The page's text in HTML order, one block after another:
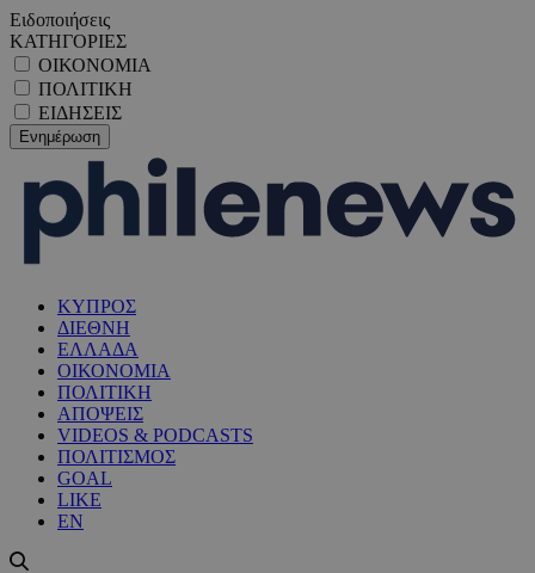
Ειδοποιήσεις
ΚΑΤΗΓΟΡΙΕΣ
ΟΙΚΟΝΟΜΙΑ
ΠΟΛΙΤΙΚΗ
ΕΙΔΗΣΕΙΣ
ΚΥΠΡΟΣ
ΔΙΕΘΝΗ
ΕΛΛΑΔΑ
ΟΙΚΟΝΟΜΙΑ
ΠΟΛΙΤΙΚΗ
ΑΠΟΨΕΙΣ
VIDEOS & PODCASTS
ΠΟΛΙΤΙΣΜΟΣ
GOAL
LIKE
EN